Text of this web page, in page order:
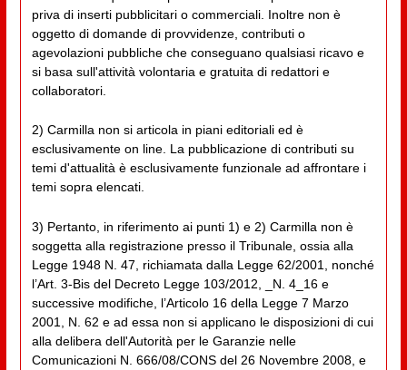
priva di inserti pubblicitari o commerciali. Inoltre non è
oggetto di domande di provvidenze, contributi o
agevolazioni pubbliche che conseguano qualsiasi ricavo e
si basa sull'attività volontaria e gratuita di redattori e
collaboratori.
2) Carmilla non si articola in piani editoriali ed è
esclusivamente on line. La pubblicazione di contributi su
temi d'attualità è esclusivamente funzionale ad affrontare i
temi sopra elencati.
3) Pertanto, in riferimento ai punti 1) e 2) Carmilla non è
soggetta alla registrazione presso il Tribunale, ossia alla
Legge 1948 N. 47, richiamata dalla Legge 62/2001, nonché
l’Art. 3-Bis del Decreto Legge 103/2012, _N. 4_16 e
successive modifiche, l’Articolo 16 della Legge 7 Marzo
2001, N. 62 e ad essa non si applicano le disposizioni di cui
alla delibera dell'Autorità per le Garanzie nelle
Comunicazioni N. 666/08/CONS del 26 Novembre 2008, e